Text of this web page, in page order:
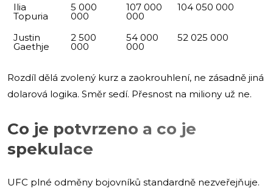
Ilia
Topuria
5 000
000
107 000
000
104 050 000
Justin
Gaethje
2 500
000
54 000
000
52 025 000
Rozdíl dělá zvolený kurz a zaokrouhlení, ne zásadně jiná
dolarová logika. Směr sedí. Přesnost na miliony už ne.
Co je potvrzeno a co je
spekulace
UFC plné odměny bojovníků standardně nezveřejňuje.